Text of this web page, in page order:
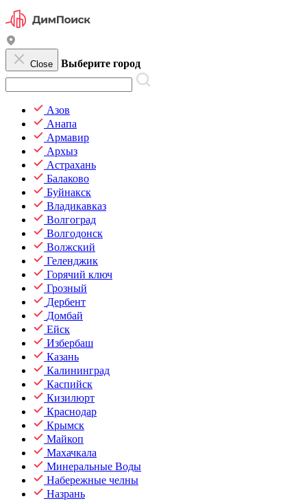
Close Выберите город
Азов
Анапа
Армавир
Архыз
Астрахань
Балаково
Буйнакск
Владикавказ
Волгоград
Волгодонск
Волжский
Геленджик
Горячий ключ
Грозный
Дербент
Домбай
Ейск
Избербаш
Казань
Калининград
Каспийск
Кизилюрт
Краснодар
Крымск
Майкоп
Махачкала
Минеральные Воды
Набережные челны
Назрань